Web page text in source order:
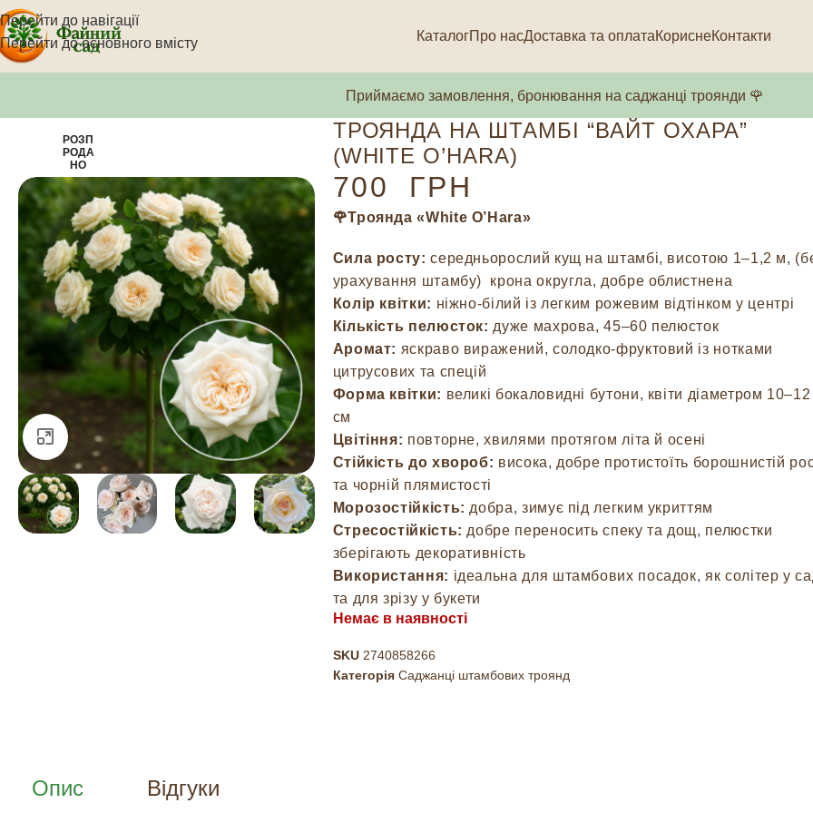
Перейти до навігації
Перейти до основного вмісту
КаталогПро насДоставка та оплатаКориснеКонтакти
Приймаємо замовлення, бронювання на саджанці троянди 🌹
РОЗП
РОДА
НО
Натисніть, щоб збільшити
ТРОЯНДА НА ШТАМБІ “ВАЙТ ОХАРА”
(WHITE O’HARA)
700 ГРН
🌹Троянда «White O’Hara»
Сила росту: середньорослий кущ на штамбі, висотою 1–1,2 м,
урахування штамбу) крона округла, добре облистнена
Колір квітки: ніжно-білий із легким рожевим відтінком у центрі
Кількість пелюсток: дуже махрова, 45–60 пелюсток
Аромат: яскраво виражений, солодко-фруктовий із нотками
цитрусових та спецій
Форма квітки: великі бокаловидні бутони, квіти діаметром 10–12
см
Цвітіння: повторне, хвилями протягом літа й осені
Стійкість до хвороб: висока, добре протистоїть борошнистій
та чорній плямистості
Морозостійкість: добра, зимує під легким укриттям
Стресостійкість: добре переносить спеку та дощ, пелюстки
зберігають декоративність
Використання: ідеальна для штамбових посадок, як солітер у
та для зрізу у букети
Немає в наявності
SKU 2740858266
Категорія Саджанці штамбових троянд
Опис Відгуки